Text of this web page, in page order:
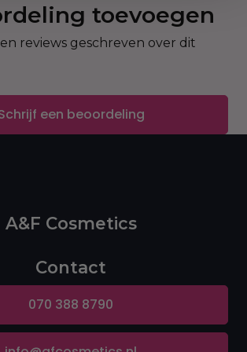
zoals body lotion of serum.
toevoegen
reviews geschreven over dit
een beoordeling
A&F Cosmetics
Contact
070 388 8790